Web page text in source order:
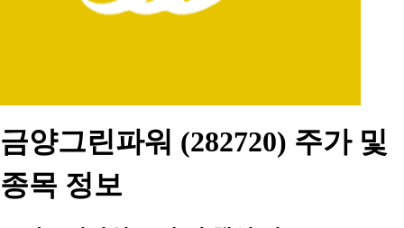
금양그린파워 (282720) 주가 및
종목 정보